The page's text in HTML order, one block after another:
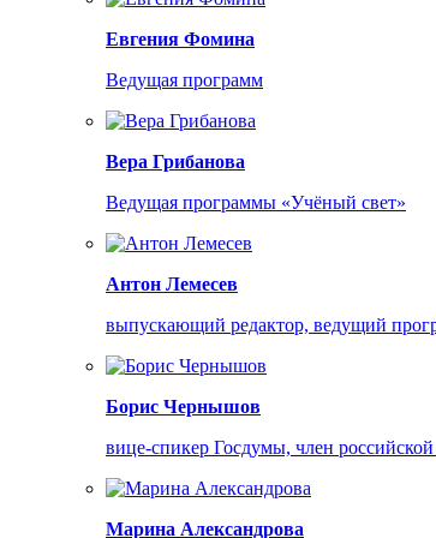
Евгения Фомина
Ведущая программ
Вера Грибанова
Ведущая программы «Учёный свет»
Антон Лемесев
выпускающий редактор, ведущий
Борис Чернышов
вице-спикер Госдумы, член
Марина Александрова